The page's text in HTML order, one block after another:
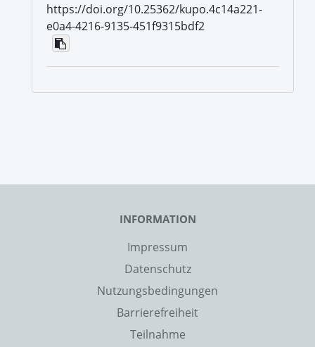
https://doi.org/10.25362/kupo.4c14a221-
e0a4-4216-9135-451f9315bdf2
INFORMATION
Impressum
Datenschutz
Nutzungsbedingungen
Barrierefreiheit
Teilnahme